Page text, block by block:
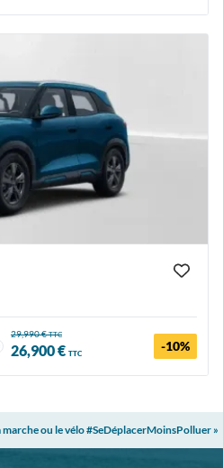
29,990 €TTC
26,900 € TTC -10%
ou le vélo #SeDéplacerMoinsPolluer »